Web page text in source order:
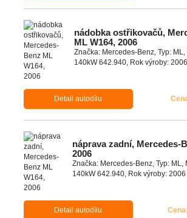
nádobka ostřikovačů,
ML W164, 2006
Značka: Mercedes-Benz, Typ:
140kW 642.940, Rok výroby: 2006
Detail autodílu
náprava zadní, Mercedes-
2006
Značka: Mercedes-Benz, Typ: ML,
140kW 642.940, Rok výroby: 2006
Detail autodílu